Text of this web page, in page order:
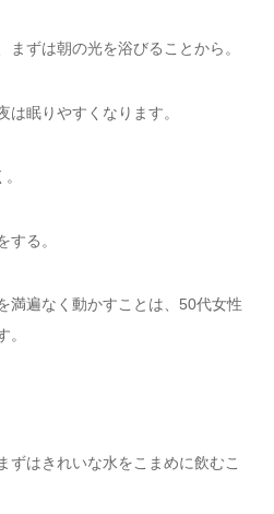
ずは朝の光を浴びることから。
眠りやすくなります。
する。
満遍なく動かすことは、50代女性
ずはきれいな水をこまめに飲むこ